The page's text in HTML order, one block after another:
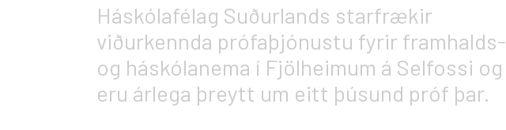
Háskólafélag Suðurlands starfrækir
viðurkennda prófaþjónustu fyrir framhalds-
og háskólanema í Fjölheimum á Selfossi og
eru árlega þreytt um eitt þúsund próf þar.